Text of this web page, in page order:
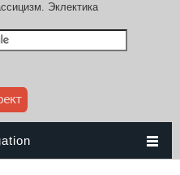
Эклектика